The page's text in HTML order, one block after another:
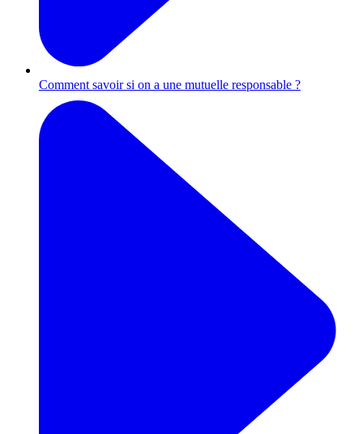
Comment savoir si on a une mutuelle responsable ?